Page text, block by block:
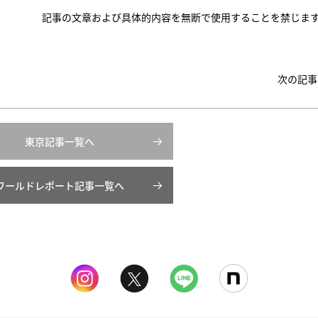
記事の文章および具体的内容を無断で使用することを禁じま
次の記事
東京記事一覧へ
ールドレポート記事一覧へ